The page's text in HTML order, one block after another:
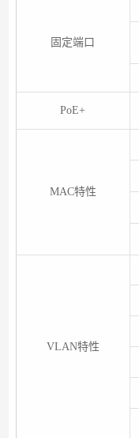
固定端口
PoE+
MAC特性
VLAN特性